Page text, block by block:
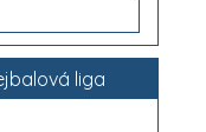
liga